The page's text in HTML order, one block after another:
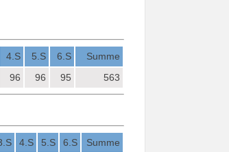
4.S 5.S 6.S
Summe
96 96 95 563
4.S 5.S 6.S
Summe